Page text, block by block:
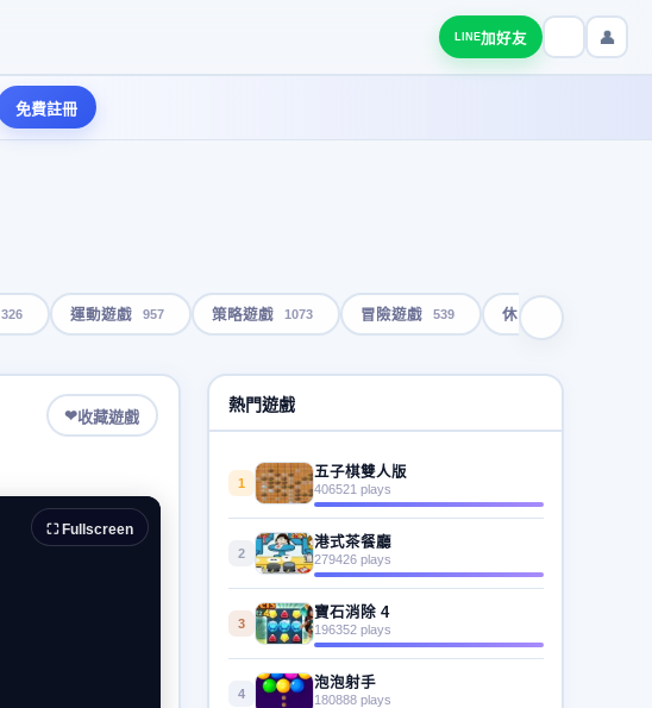
LINE加好友 👤
免費註冊
326 運動遊戲 957 策略遊戲 1073 冒險遊戲 539 休閒遊戲
❤收藏遊戲
⛶ Fullscreen
熱門遊戲
1
五子棋雙人版
406521 plays
2
港式茶餐廳
279426 plays
3
寶石消除 4
196352 plays
4
泡泡射手
180888 plays